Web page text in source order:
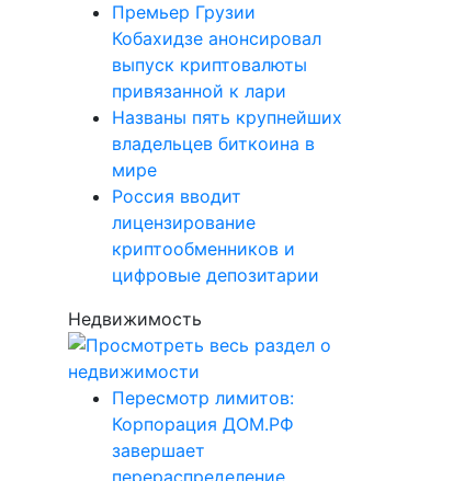
Премьер Грузии
Кобахидзе анонсировал
выпуск криптовалюты
привязанной к лари
Названы пять крупнейших
владельцев биткоина в
мире
Россия вводит
лицензирование
криптообменников и
цифровые депозитарии
Недвижимость
Пересмотр лимитов:
Корпорация ДОМ.РФ
завершает
перераспределение